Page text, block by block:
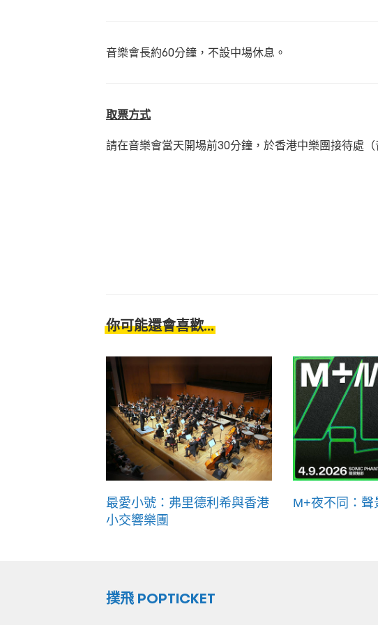
音樂會長約60分鐘，不設中場休息。
取票方式
請在音樂會當天開場前30分鐘，於香港中樂團接待處
你可能還會喜歡...
最愛小號：弗里德利希與香港
小交響樂團
M+夜不同：聲
撲飛 POPTICKET